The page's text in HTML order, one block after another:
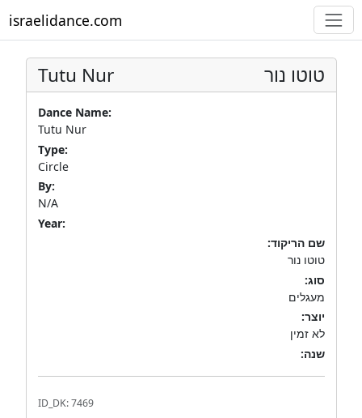
israelidance.com
Tutu Nur טוטו נור
Dance Name:
Tutu Nur
Type:
Circle
By:
N/A
Year:
שם הריקוד:
טוטו נור
סוג:
מעגלים
יוצר:
לא זמין
שנה:
ID_DK: 7469